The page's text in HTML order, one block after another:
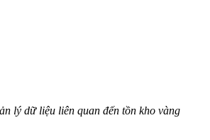
lý dữ liệu liên quan đến tồn kho vàng